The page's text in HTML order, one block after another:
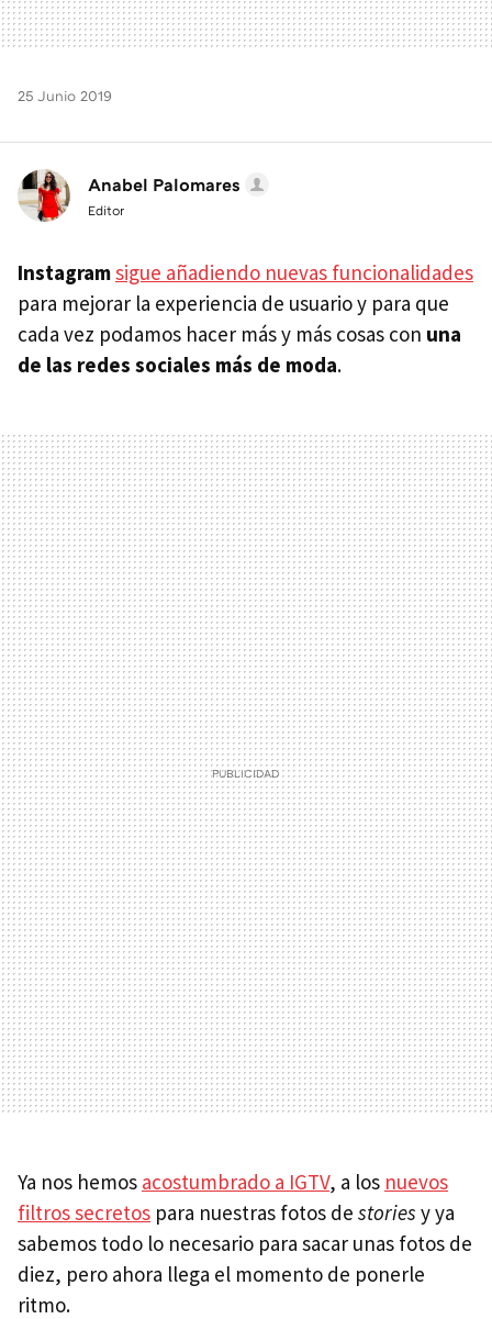
25 Junio 2019
Anabel Palomares
Editor
Instagramsigue añadiendo nuevas funcionalidades
para mejorar la experiencia de usuario y para que
cada vez podamos hacer más y más cosas con una
de las redes sociales más de moda.
Ya nos hemos acostumbrado a IGTV, a los nuevos
filtros secretos para nuestras fotos de stories y ya
sabemos todo lo necesario para sacar unas fotos de
diez, pero ahora llega el momento de ponerle
ritmo.